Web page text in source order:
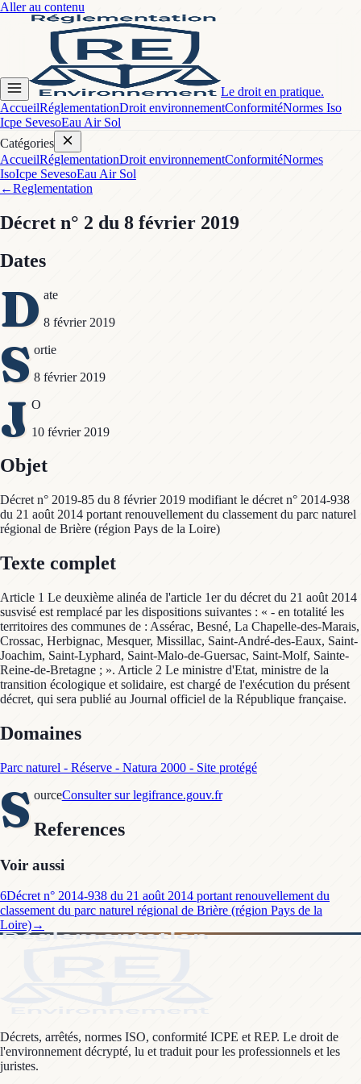
Aller au contenu
Le droit en pratique.
AccueilRéglementationDroit environnementConformitéNormes Iso
Icpe SevesoEau Air Sol
Catégories
AccueilRéglementationDroit environnementConformitéNormes
IsoIcpe SevesoEau Air Sol
←Reglementation
Décret n° 2 du 8 février 2019
Dates
D ate
8 février 2019
S ortie
8 février 2019
J O
10 février 2019
Objet
Décret n° 2019-85 du 8 février 2019 modifiant le décret n° 2014-938
du 21 août 2014 portant renouvellement du classement du parc naturel
régional de Brière (région Pays de la Loire)
Texte complet
Article 1 Le deuxième alinéa de l'article 1er du décret du 21 août 2014
susvisé est remplacé par les dispositions suivantes : « - en totalité les
territoires des communes de : Assérac, Besné, La Chapelle-des-Marais,
Crossac, Herbignac, Mesquer, Missillac, Saint-André-des-Eaux, Saint-
Joachim, Saint-Lyphard, Saint-Malo-de-Guersac, Saint-Molf, Sainte-
Reine-de-Bretagne ; ». Article 2 Le ministre d'Etat, ministre de la
transition écologique et solidaire, est chargé de l'exécution du présent
décret, qui sera publié au Journal officiel de la République française.
Domaines
Parc naturel - Réserve - Natura 2000 - Site protégé
S ourceConsulter sur legifrance.gouv.fr
References
Voir aussi
6Décret n° 2014-938 du 21 août 2014 portant renouvellement du
classement du parc naturel régional de Brière (région Pays de la
Loire)→
Décrets, arrêtés, normes ISO, conformité ICPE et REP. Le droit de
l'environnement décrypté, lu et traduit pour les professionnels et les
juristes.